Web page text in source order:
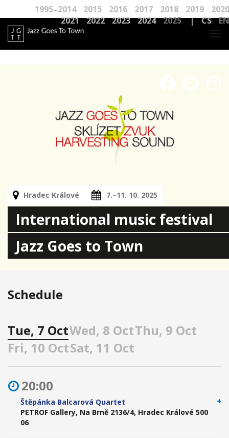
1995–2014 2015 2016 2017 2018 2019
2020
2021
2022 2023 2024 2025| CS
EN
Hradec Králové 7.–11. 10. 2025
International music festival
Jazz Goes to Town
Schedule
Tue, 7 OctWed, 8 OctThu, 9 Oct
Fri, 10 OctSat, 11 Oct
20:00
Štěpánka Balcarová Quartet
PETROF Gallery, Na Brně 2136/4, Hradec Králové 500
06